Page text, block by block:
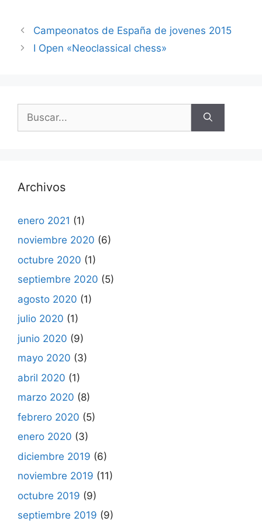
Campeonatos de España de jovenes 2015
I Open «Neoclassical chess»
Archivos
enero 2021 (1)
noviembre 2020 (6)
octubre 2020 (1)
septiembre 2020 (5)
agosto 2020 (1)
julio 2020 (1)
junio 2020 (9)
mayo 2020 (3)
abril 2020 (1)
marzo 2020 (8)
febrero 2020 (5)
enero 2020 (3)
diciembre 2019 (6)
noviembre 2019 (11)
octubre 2019 (9)
septiembre 2019 (9)